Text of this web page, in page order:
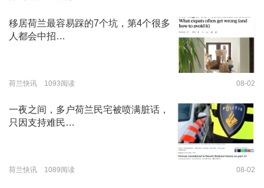
移居荷兰最容易踩的7个坑，第4个很多
人都会中招…
荷兰快讯 1093阅读 08-02
一夜之间，多户荷兰民宅被喷满脏话，
只因支持难民…
荷兰快讯 1089阅读 08-02